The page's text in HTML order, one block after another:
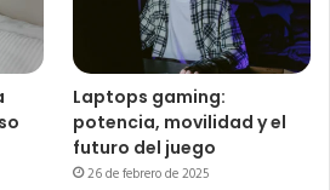
Laptops gaming:
potencia, movilidad y el
futuro del juego
26 de febrero de 2025